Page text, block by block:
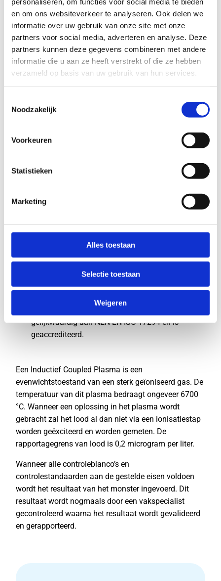
en om ons websiteverkeer te analyseren. Ook delen we
informatie over uw gebruik van onze site met onze
partners voor social media, adverteren en analyse. Deze
partners kunnen deze gegevens combineren met andere
informatie die u aan ze heeft verstrekt of die ze hebben
verzameld op basis van uw gebruik van hun services.
Noodzakelijk
Voorkeuren
Statistieken
Marketing
Alles toestaan
Selectie toestaan
Weigeren
De analyse
Heb je een monster van jouw drinkwater
monster afgeleverd op ons laboratorium.
Deze wordt dezelfde dag nog aangemeld in
Op dit moment vervalt je recht op herroeping.
Het monster wordt gemeten met een ICP-MS
Spectrometer). Deze methode is
gelijkwaardig aan NEN-EN-ISO 17294 en is
geaccrediteerd.
Een Inductief Coupled Plasma is een
evenwichtstoestand van een sterk geïoniseerd gas. De
temperatuur van dit plasma bedraagt ongeveer 6700
°C. Wanneer een oplossing in het plasma wordt
gebracht zal het lood al dan niet via een ionisatiestap
worden geëxciteerd en worden gemeten. De
rapportagegrens van lood is 0,2 microgram per liter.
Wanneer alle controleblanco’s en
controlestandaarden aan de gestelde eisen voldoen
wordt het resultaat van het monster ingevoerd. Dit
resultaat wordt nogmaals door een vakspecialist
gecontroleerd waarna het resultaat wordt gevalideerd
en gerapporteerd.